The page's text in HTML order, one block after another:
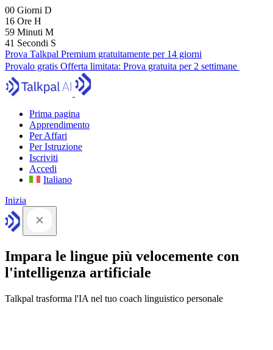
00 Giorni D
16 Ore H
59 Minuti M
40 Secondi S
Prova Talkpal Premium gratuitamente per 14 giorni
Provalo gratis Offerta limitata: Prova gratuita per 2 settimane
Prima pagina
Apprendimento
Per Affari
Per Istruzione
Iscriviti
Accedi
Italiano
Inizia
Impara le lingue più velocemente con
l'intelligenza artificiale
Talkpal trasforma l'IA nel tuo coach linguistico personale